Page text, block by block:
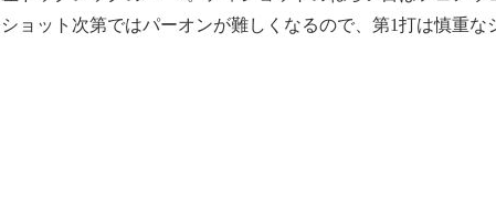
ショット次第ではパーオンが難しくなるので、第1打は慎重な